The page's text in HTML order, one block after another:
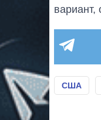
США